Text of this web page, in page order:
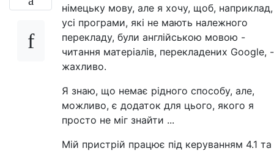
німецьку мову, але я хочу, щоб, наприклад,
усі програми, які не мають належного
перекладу, були англійською мовою -
читання матеріалів, перекладених Google, -
жахливо.
Я знаю, що немає рідного способу, але,
можливо, є додаток для цього, якого я
просто не міг знайти ...
Мій пристрій працює під керуванням 4.1 та